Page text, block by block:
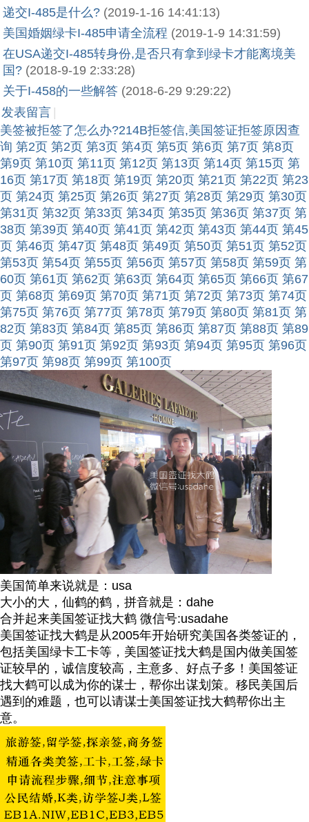
递交I-485是什么? (2019-1-16 14:41:13)
美国婚姻绿卡I-485申请全流程 (2019-1-9 14:31:59)
在USA递交I-485转身份,是否只有拿到绿卡才能离境美
国? (2018-9-19 2:33:28)
关于I-458的一些解答 (2018-6-29 9:29:22)
发表留言
美签被拒签了怎么办?214B拒签信,美国签证拒签原因查
询 第2页 第2页 第3页 第4页 第5页 第6页 第7页 第8页
第9页 第10页 第11页 第12页 第13页 第14页 第15页 第
16页 第17页 第18页 第19页 第20页 第21页 第22页 第23
页 第24页 第25页 第26页 第27页 第28页 第29页 第30页
第31页 第32页 第33页 第34页 第35页 第36页 第37页 第
38页 第39页 第40页 第41页 第42页 第43页 第44页 第45
页 第46页 第47页 第48页 第49页 第50页 第51页 第52页
第53页 第54页 第55页 第56页 第57页 第58页 第59页 第
60页 第61页 第62页 第63页 第64页 第65页 第66页 第67
页 第68页 第69页 第70页 第71页 第72页 第73页 第74页
第75页 第76页 第77页 第78页 第79页 第80页 第81页 第
82页 第83页 第84页 第85页 第86页 第87页 第88页 第89
页 第90页 第91页 第92页 第93页 第94页 第95页 第96页
第97页 第98页 第99页 第100页
美国简单来说就是：usa
大小的大，仙鹤的鹤，拼音就是：dahe
合并起来美国签证找大鹤 微信号:usadahe
美国签证找大鹤是从2005年开始研究美国各类签证的，
包括美国绿卡工卡等，美国签证找大鹤是国内做美国签
证较早的，诚信度较高，主意多、好点子多！美国签证
找大鹤可以成为你的谋士，帮你出谋划策。移民美国后
遇到的难题，也可以请谋士美国签证找大鹤帮你出主
意。